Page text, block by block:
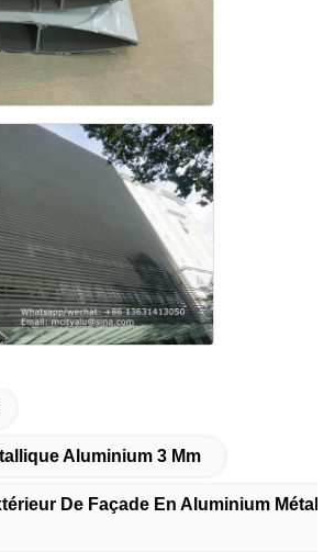
Aluminium 3 Mm
De Façade En Aluminium